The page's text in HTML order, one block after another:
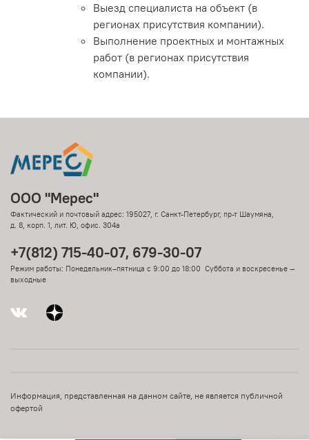
Выезд специалиста на объект (в
регионах присутствия компании).
Выполнение проектных и монтажных
работ (в регионах присутствия
компании).
ООО "Мерес"
Фактический и почтовый адрес: 195027, г. Санкт-Петербург, пр-т Шаумяна,
д. 8, корп. 1, лит. Ю, офис. 304а
+7(812) 715-40-07, 679-30-07
Режим работы: Понедельник–пятница с 9:00 до 18:00 Суббота и воскресенье —
выходные
Информация, представленная на данном сайте, не является публичной
офертой